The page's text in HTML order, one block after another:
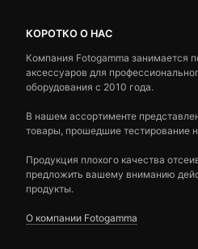
КОРОТКО О НАС
Компания Fotogamma занимается
аксессуаров для
оборудования с 2010 года.
В нашем ассортименте
товары, прошедшие тестирование
Продукция плохого качества
предложить вашему вниманию
продукты.
О компании Fotogamma